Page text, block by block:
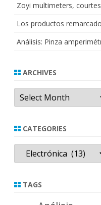
Zoyi multimeters,
Los productos
Análisis: Pinza
ARCHIVES
Archives
CATEGORIES
Categories
TAGS